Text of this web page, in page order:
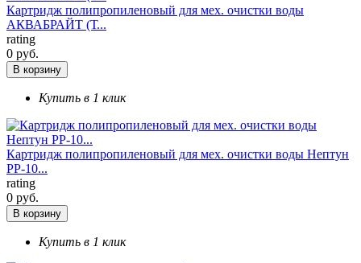
Картридж полипропиленовый для мех. очистки воды
АКВАБРАЙТ (Т...
rating
0 руб.
В корзину
Купить в 1 клик
Картридж полипропиленовый для мех. очистки воды Нептун
РР-10...
rating
0 руб.
В корзину
Купить в 1 клик